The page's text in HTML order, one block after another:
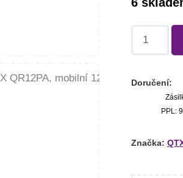
Doručení:
PPL:
Značka: